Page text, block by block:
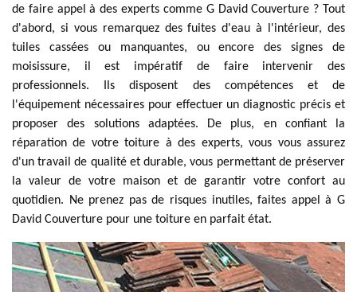
de faire appel à des experts comme G David Couverture ? Tout
d'abord, si vous remarquez des fuites d'eau à l'intérieur, des
tuiles cassées ou manquantes, ou encore des signes de
moisissure, il est impératif de faire intervenir des
professionnels. Ils disposent des compétences et de
l'équipement nécessaires pour effectuer un diagnostic précis et
proposer des solutions adaptées. De plus, en confiant la
réparation de votre toiture à des experts, vous vous assurez
d'un travail de qualité et durable, vous permettant de préserver
la valeur de votre maison et de garantir votre confort au
quotidien. Ne prenez pas de risques inutiles, faites appel à G
David Couverture pour une toiture en parfait état.